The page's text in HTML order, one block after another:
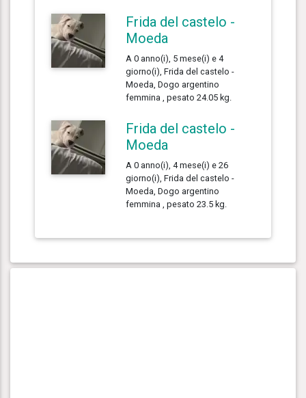
Frida del castelo -
Moeda
A 0 anno(i), 5 mese(i) e 4
giorno(i), Frida del castelo -
Moeda, Dogo argentino
femmina , pesato 24.05 kg.
Frida del castelo -
Moeda
A 0 anno(i), 4 mese(i) e 26
giorno(i), Frida del castelo -
Moeda, Dogo argentino
femmina , pesato 23.5 kg.